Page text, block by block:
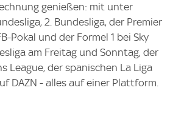
genießen: mit unter
2. Bundesliga, der Premier
Pokal und der Formel 1 bei Sky
am Freitag und Sonntag, der
League, der spanischen La Liga
DAZN - alles auf einer Plattform.